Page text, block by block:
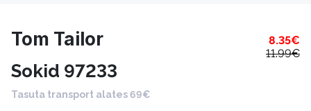
Tom Tailor 8.35€
11.99€
Sokid 97233
Tasuta transport alates 69€